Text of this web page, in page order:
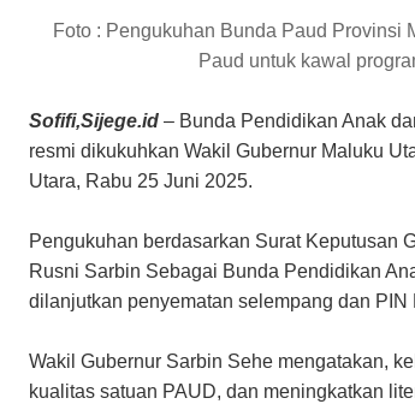
Foto : Pengukuhan Bunda Paud Provinsi
Paud untuk kawal
Sofifi,Sijege.id – Bunda Pendidikan Anak
resmi dikukuhkan Wakil Gubernur Maluku
Utara, Rabu 25 Juni 2025.
Pengukuhan berdasarkan Surat Keputusan
Rusni Sarbin Sebagai Bunda Pendidikan
dilanjutkan penyematan selempang dan
Wakil Gubernur Sarbin Sehe mengatakan,
kualitas satuan PAUD, dan meningkatkan